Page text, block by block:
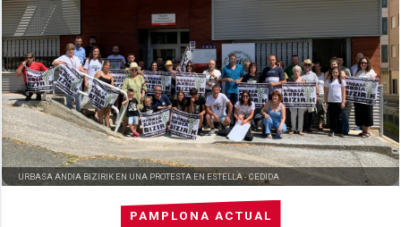
PAMPLONA ACTUAL
URBASA ANDIA BIZIRIK EN UNA PROTESTA EN ESTELLA -CEDIDA